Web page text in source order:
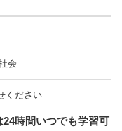
会
ください
時間いつでも学習可